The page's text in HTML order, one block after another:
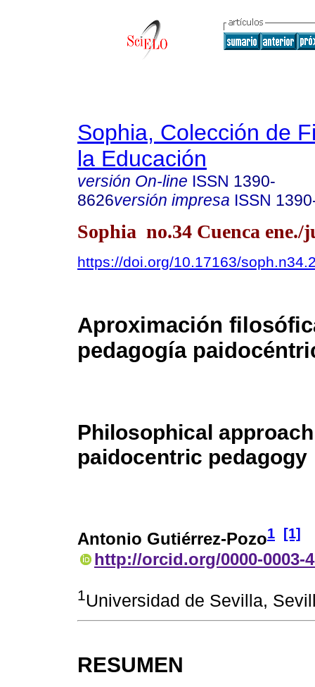
Sophia, Colección de
la Educación
versión On-line ISSN 1390-
8626versión impresa ISSN
Sophia no.34 Cuenca ene./
https://doi.org/10.17163/
Aproximación
pedagogía
Philosophical
paidocentric pedagogy
Antonio Gutiérrez-Pozo1 [1]
http://orcid.org/0000-0003-
1 Universidad de Sevilla,
RESUMEN